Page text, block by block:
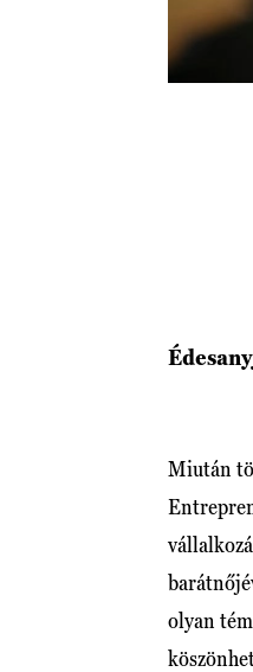
Miután
olyan